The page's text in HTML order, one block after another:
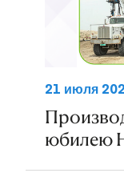
21 июля
юбилею